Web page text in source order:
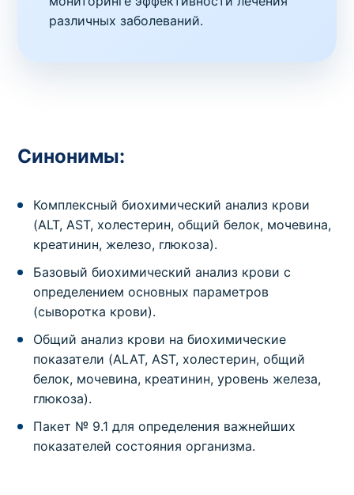
различных заболеваний.
Синонимы:
Комплексный биохимический анализ крови
(ALT, AST, холестерин, общий белок, мочевина,
креатинин, железо, глюкоза).
Базовый биохимический анализ крови с
определением основных параметров
(сыворотка крови).
Общий анализ крови на биохимические
показатели (ALAT, AST, холестерин, общий
белок, мочевина, креатинин, уровень железа,
глюкоза).
Пакет № 9.1 для определения важнейших
показателей состояния организма.